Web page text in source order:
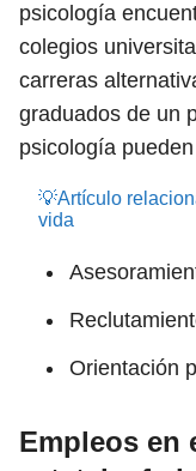
psicología
colegios
carreras
graduados de un
psicología
💡Artículo
vida
Orientación
Empleos en